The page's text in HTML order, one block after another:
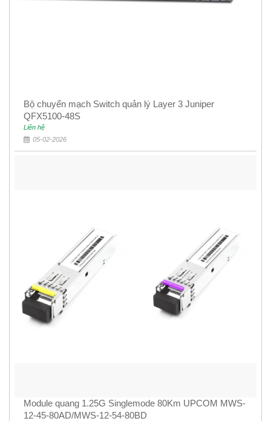
Bộ chuyển mạch Switch quản lý Layer 3 Juniper
QFX5100-48S
Liên hệ
05-02-2026
Module quang 1.25G Singlemode 80Km UPCOM MWS-
12-45-80AD/MWS-12-54-80BD